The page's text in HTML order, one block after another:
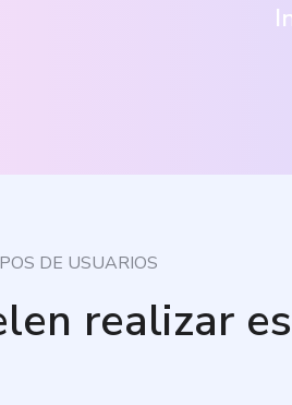
DE USUARIOS
realizar